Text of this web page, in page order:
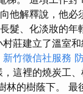
他解釋說，他
髮、化淡妝的年
莊建立了溫室
新竹徵信社服務
這裡的燒炭工
林的樹蔭下。